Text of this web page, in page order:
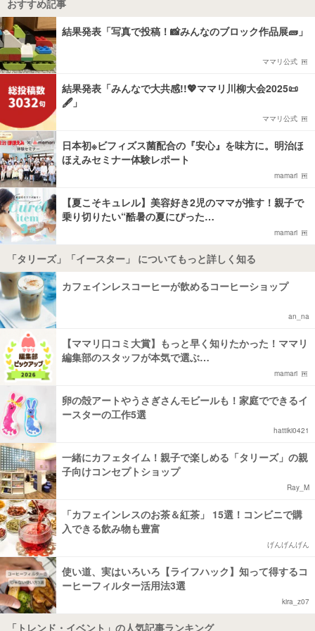
おすすめ記事
結果発表「写真で投稿！📸みんなのブロック作品展🧱」
ママリ公式
結果発表「みんなで大共感!!💖ママリ川柳大会2025📜
🖋️」
ママリ公式
日本初※ビフィズス菌配合の『安心』を味方に。明治ほ
ほえみセミナー体験レポート
mamari
【夏こそキュレル】美容好き2児のママが推す！親子で
乗り切りたい“酷暑の夏にぴった…
mamari
「タリーズ」「イースター」 についてもっと詳しく知る
カフェインレスコーヒーが飲めるコーヒーショップ
an_na
【ママリ口コミ大賞】もっと早く知りたかった！ママリ
編集部のスタッフが本気で選ぶ…
mamari
卵の殻アートやうさぎさんモビールも！家庭でできるイ
ースターの工作5選
hattiki0421
一緒にカフェタイム！親子で楽しめる「タリーズ」の親
子向けコンセプトショップ
Ray_M
「カフェインレスのお茶＆紅茶」 15選！コンビニで購
入できる飲み物も豊富
げんげんげん
使い道、実はいろいろ【ライフハック】知って得するコ
ーヒーフィルター活用法3選
kira_z07
「トレンド・イベント」の人気記事ランキング